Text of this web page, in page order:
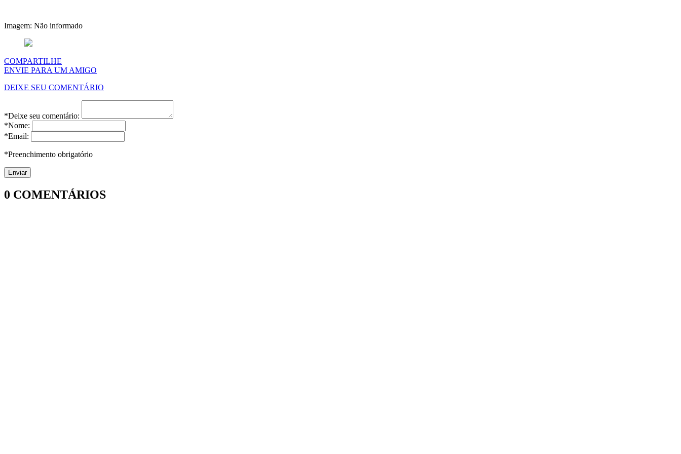
Imagem: Não informado
COMPARTILHE
ENVIE PARA UM AMIGO
DEIXE SEU COMENTÁRIO
*Deixe seu comentário:
*Nome:
*Email:
*Preenchimento obrigatório
0 COMENTÁRIOS